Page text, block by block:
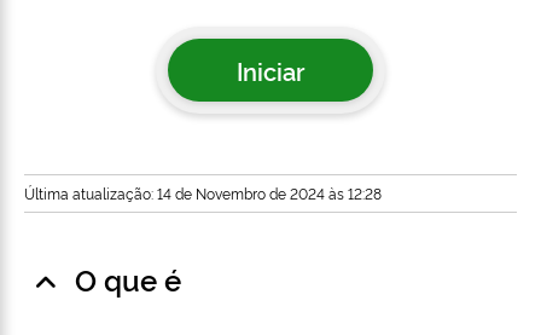
Iniciar
Última atualização: 14 de Novembro de 2024 às 12:28
O que é